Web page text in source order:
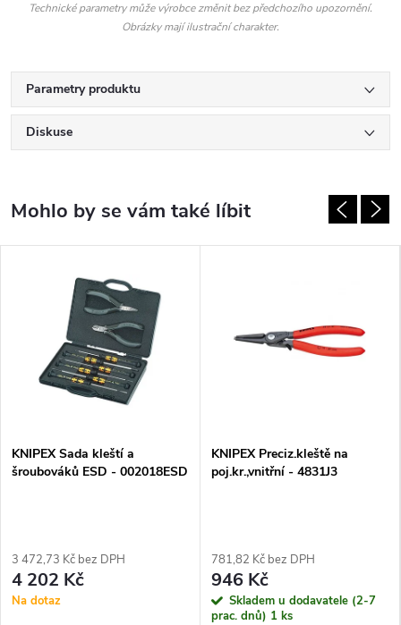
Technické parametry může výrobce změnit bez předchozího upozornění.
Obrázky mají ilustrační charakter.
Parametry produktu
Diskuse
KNIPEX Sada kleští a
šroubováků ESD - 002018ESD
3 472,73 Kč bez DPH
4 202 Kč
Na dotaz
KNIPEX Preciz.kleště na
poj.kr.,vnitřní - 4831J3
781,82 Kč bez DPH
946 Kč
Skladem u dodavatele (2-7
prac. dnů) 1 ks